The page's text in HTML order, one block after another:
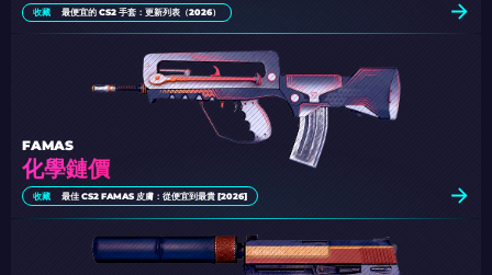
收藏 最便宜的 CS2 手套：更新列表（2026）
化學鏈價
FAMAS
收藏 最佳 CS2 FAMAS 皮膚：從便宜到最貴 [2026]